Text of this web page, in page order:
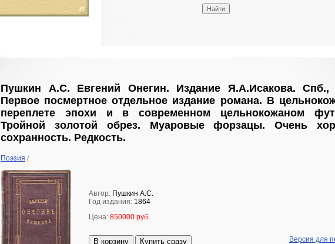
Пушкин А.С. Евгений Онегин. Издание Я.А.Исакова. Спб.,
Первое посмертное отдельное издание романа. В
переплете эпохи и в современном цельнокожаном
Тройной золотой обрез. Муаровые форзацы. Очень
сохранность. Редкость.
Поэзия /
Автор: Пушкин А.С.
Год издания: 1864
Цена: 850000 руб.
В корзину Купить сразу Версия для